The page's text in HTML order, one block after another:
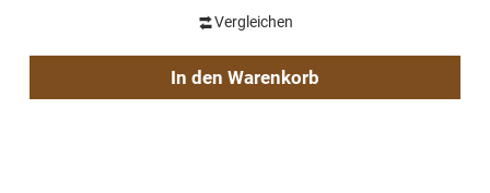
Vergleichen
In den Warenkorb